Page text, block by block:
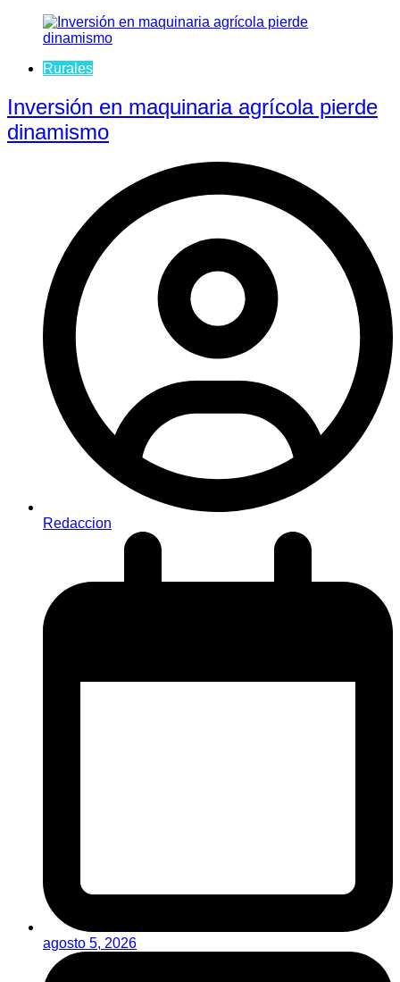
Rurales
Inversión en maquinaria agrícola pierde
dinamismo
Redaccion
agosto 5, 2026